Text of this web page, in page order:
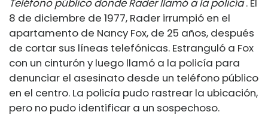
Teléfono público donde Rader llamó a la policía. El
8 de diciembre de 1977, Rader irrumpió en el
apartamento de Nancy Fox, de 25 años, después
de cortar sus líneas telefónicas. Estranguló a Fox
con un cinturón y luego llamó a la policía para
denunciar el asesinato desde un teléfono público
en el centro. La policía pudo rastrear la ubicación,
pero no pudo identificar a un sospechoso.